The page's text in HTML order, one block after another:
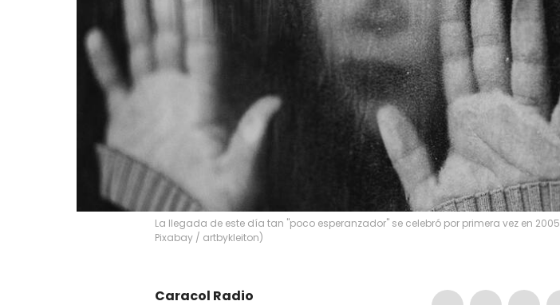
La llegada de este día tan "poco esperanzador" se celebró por primera vez en 2005
Pixabay / artbykleiton)
Caracol Radio